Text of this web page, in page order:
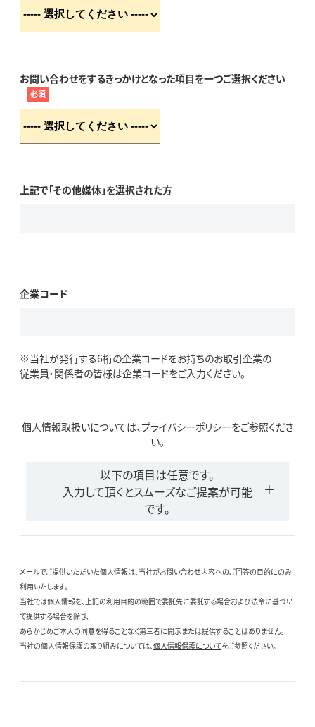
お問い合わせをするきっかけとなった項目を一つご選択ください
必須
上記で「その他媒体」を選択された方
企業コード
※当社が発行する6桁の企業コードをお持ちのお取引企業の
従業員・関係者の皆様は企業コードをご入力ください。
個人情報取扱いについては、プライバシーポリシーをご参照くださ
い。
以下の項目は任意です。
入力して頂くとスムーズなご提案が可能
です。
メールでご提供いただいた個人情報は、当社がお問い合わせ内容へのご回答の目的にのみ
利用いたします。
当社では個人情報を、上記の利用目的の範囲で委託先に委託する場合および法令に基づい
て提供する場合を除き、
あらかじめご本人の同意を得ることなく第三者に開示または提供することはありません。
当社の個人情報保護の取り組みについては、個人情報保護についてをご参照ください。